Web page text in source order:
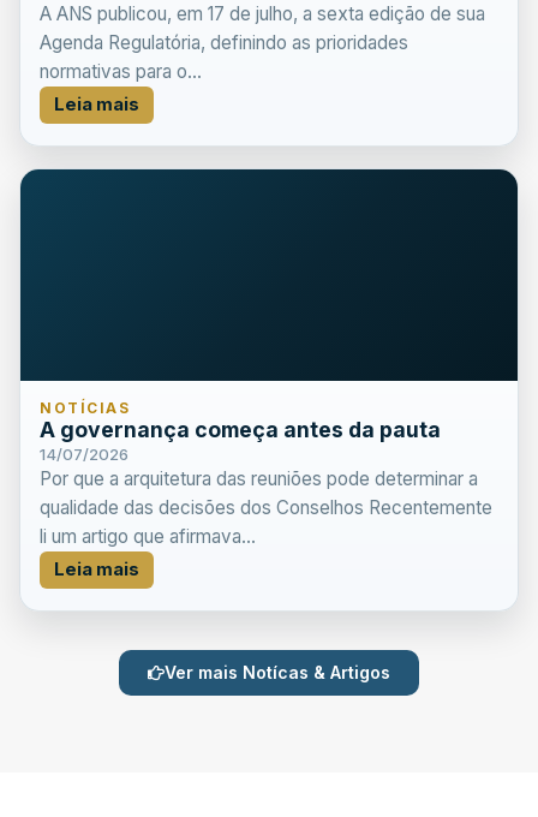
A ANS publicou, em 17 de julho, a sexta edição de sua
Agenda Regulatória, definindo as prioridades
normativas para o...
Leia mais
NOTÍCIAS
A governança começa antes da pauta
14/07/2026
Por que a arquitetura das reuniões pode determinar a
qualidade das decisões dos Conselhos Recentemente
li um artigo que afirmava...
Leia mais
Ver mais Notícas & Artigos